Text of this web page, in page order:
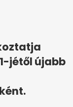
jétől újabb